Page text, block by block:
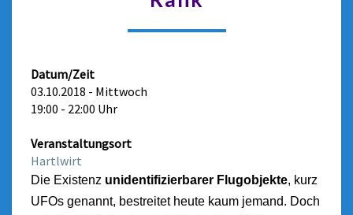
Datum/Zeit
03.10.2018 - Mittwoch
19:00 - 22:00 Uhr
Veranstaltungsort
Hartlwirt
Die Existenz unidentifizierbarer Flugobjekte, kurz
UFOs genannt, bestreitet heute kaum jemand. Doch